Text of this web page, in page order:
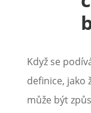
Když se
definice, jako
může být